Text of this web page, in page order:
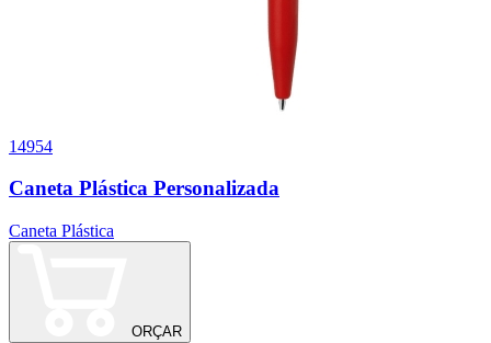
14954
Caneta Plástica Personalizada
Caneta Plástica
ORÇAR